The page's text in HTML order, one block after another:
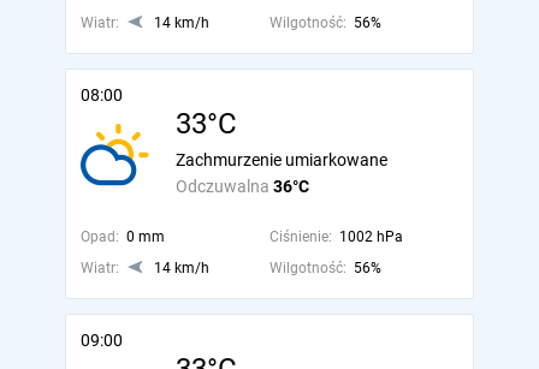
Wiatr: 14 km/h Wilgotność: 56%
08:00
33°C
Odczuwalna 36°C
Zachmurzenie umiarkowane
Opad: 0 mm Ciśnienie: 1002 hPa
Wiatr:
14 km/h Wilgotność: 56%
09:00